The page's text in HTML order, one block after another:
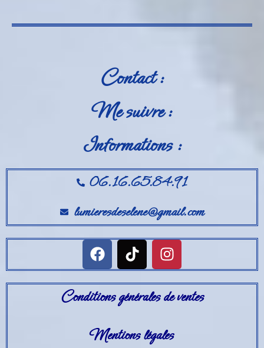
Contact :
Me suivre :
Informations :
06.16.65.84.91
lumieresdeselene@gmail.com
Conditions générales de ventes
Mentions légales